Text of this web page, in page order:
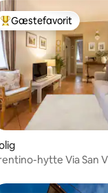
Bedste gæstefavorit
Gæstefavorit
hytte Via San